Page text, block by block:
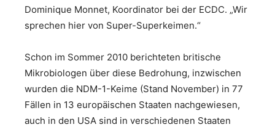
Dominique Monnet, Koordinator bei der ECDC. „Wir
sprechen hier von Super-Superkeimen.“
Schon im Sommer 2010 berichteten britische
Mikrobiologen über diese Bedrohung, inzwischen
wurden die NDM-1-Keime (Stand November) in 77
Fällen in 13 europäischen Staaten nachgewiesen,
auch in den USA sind in verschiedenen Staaten